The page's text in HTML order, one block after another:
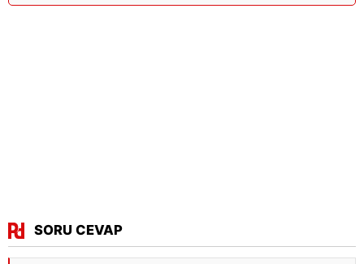
SORU CEVAP